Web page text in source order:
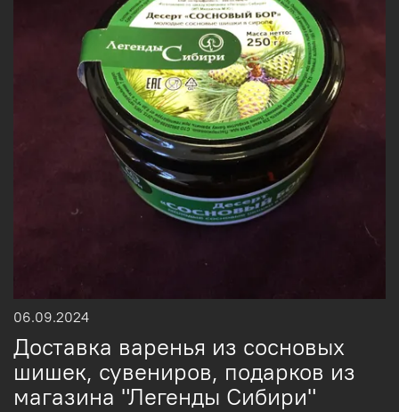
06.09.2024
Доставка варенья из сосновых
шишек, сувениров, подарков из
магазина "Легенды Сибири"